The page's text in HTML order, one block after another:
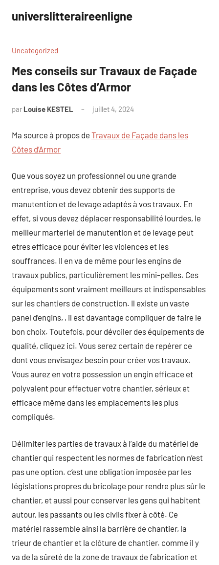
contenu
universlitteraireenligne
Uncategorized
Mes conseils sur Travaux de Façade
dans les Côtes d’Armor
par Louise KESTEL juillet 4, 2024
Ma source à propos de Travaux de Façade dans les
Côtes d’Armor
Que vous soyez un professionnel ou une grande
entreprise, vous devez obtenir des supports de
manutention et de levage adaptés à vos travaux. En
effet, si vous devez déplacer responsabilité lourdes, le
meilleur marteriel de manutention et de levage peut
etres efficace pour éviter les violences et les
souffrances. Il en va de même pour les engins de
travaux publics, particulièrement les mini-pelles. Ces
équipements sont vraiment meilleurs et indispensables
sur les chantiers de construction. Il existe un vaste
panel d’engins, , il est davantage compliquer de faire le
bon choix. Toutefois, pour dévoiler des équipements de
qualité, cliquez ici. Vous serez certain de repérer ce
dont vous envisagez besoin pour créer vos travaux.
Vous aurez en votre possession un engin efficace et
polyvalent pour effectuer votre chantier, sérieux et
efficace même dans les emplacements les plus
compliqués.
Délimiter les parties de travaux à l’aide du matériel de
chantier qui respectent les normes de fabrication n’est
pas une option. c’est une obligation imposée par les
législations propres du bricolage pour rendre plus sûr le
chantier, et aussi pour conserver les gens qui habitent
autour, les passants ou les civils fixer à côté. Ce
matériel rassemble ainsi la barrière de chantier, la
trieur de chantier et la clôture de chantier. comme il y
va de la sûreté de la zone de travaux de fabrication et